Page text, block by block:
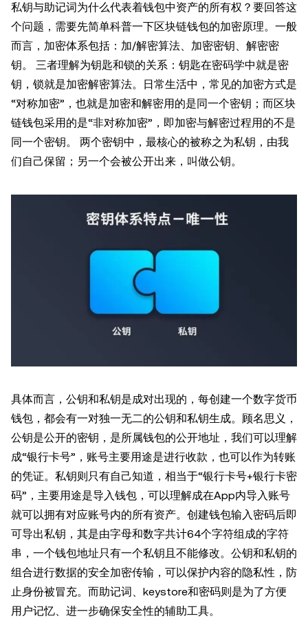
私钥与助记词为什么代表着钱包中资产的所有权？要回答这
个问题，需要先简单科普一下区块链钱包的加密原理。一般
而言，加密体系包括：加/解密算法、加密密钥、解密密
钥。 三者理解为钥匙和锁的关系：钥匙在密码学中就是密
钥，锁就是加密解密算法。日常生活中，常见的加密方式是
“对称加密”，也就是加密和解密用的是同一个密钥；而区块
链钱包采用的是“非对称加密”，即加密与解密过程用的不是
同一个密钥。 两个密钥中，最核心的被称之为私钥，由我
们自己保留；另一个会被公开出来，叫做公钥。
具体而言，公钥和私钥是成对出现的，每创建一个数字货币
钱包，都会有一对独一无二的公钥和私钥生成。顾名思义，
公钥是公开的密钥，是所属钱包的公开地址，我们可以理解
成“银行卡号”，账号主要用途是进行收款，也可以作为转账
的凭证。私钥则只有自己知道，相当于“银行卡号+银行卡密
码”，主要用途是导入钱包，可以理解成在App内导入账号
就可以拥有对应账号内的所有资产。创建钱包输入密码后即
可导出私钥，其是由字母和数字共计64个字符组成的字符
串，一个钱包地址只有一个私钥且不能修改。公钥和私钥的
组合进行数据的安全加密传输，可以保护内容的隐私性，防
止身份被冒充。而助记词、keystore和密码则是为了方便
用户记忆、进一步确保安全性的辅助工具。